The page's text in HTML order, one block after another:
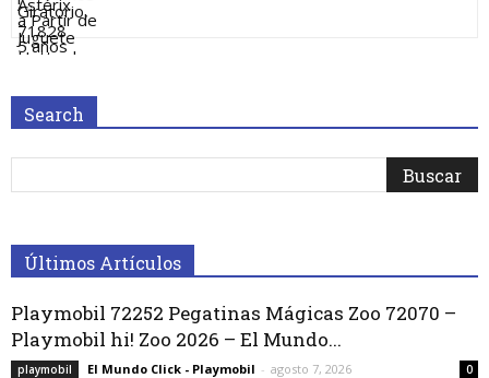
Search
Últimos Artículos
Playmobil 72252 Pegatinas Mágicas Zoo 72070 –
Playmobil hi! Zoo 2026 – El Mundo...
playmobil El Mundo Click - Playmobil - agosto 7, 2026 0